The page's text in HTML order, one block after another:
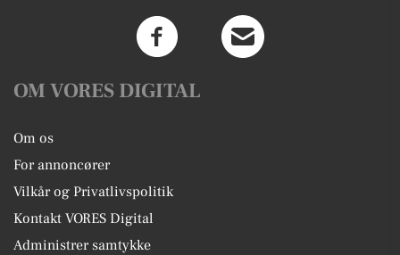
OM VORES DIGITAL
Om os
For annoncører
Vilkår og Privatlivspolitik
Kontakt VORES Digital
Administrer samtykke